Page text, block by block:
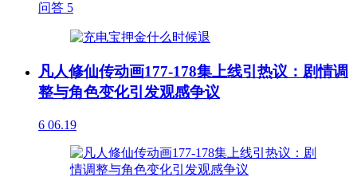
问答 5
凡人修仙传动画177-178集上线引热议：剧情调
整与角色变化引发观感争议
6 06.19